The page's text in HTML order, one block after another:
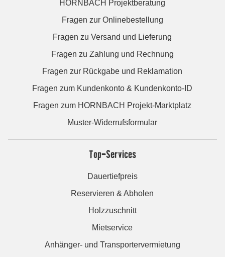
HORNBACH Projektberatung
Fragen zur Onlinebestellung
Fragen zu Versand und Lieferung
Fragen zu Zahlung und Rechnung
Fragen zur Rückgabe und Reklamation
Fragen zum Kundenkonto & Kundenkonto-ID
Fragen zum HORNBACH Projekt-Marktplatz
Muster-Widerrufsformular
Top-Services
Dauertiefpreis
Reservieren & Abholen
Holzzuschnitt
Mietservice
Anhänger- und Transportervermietung